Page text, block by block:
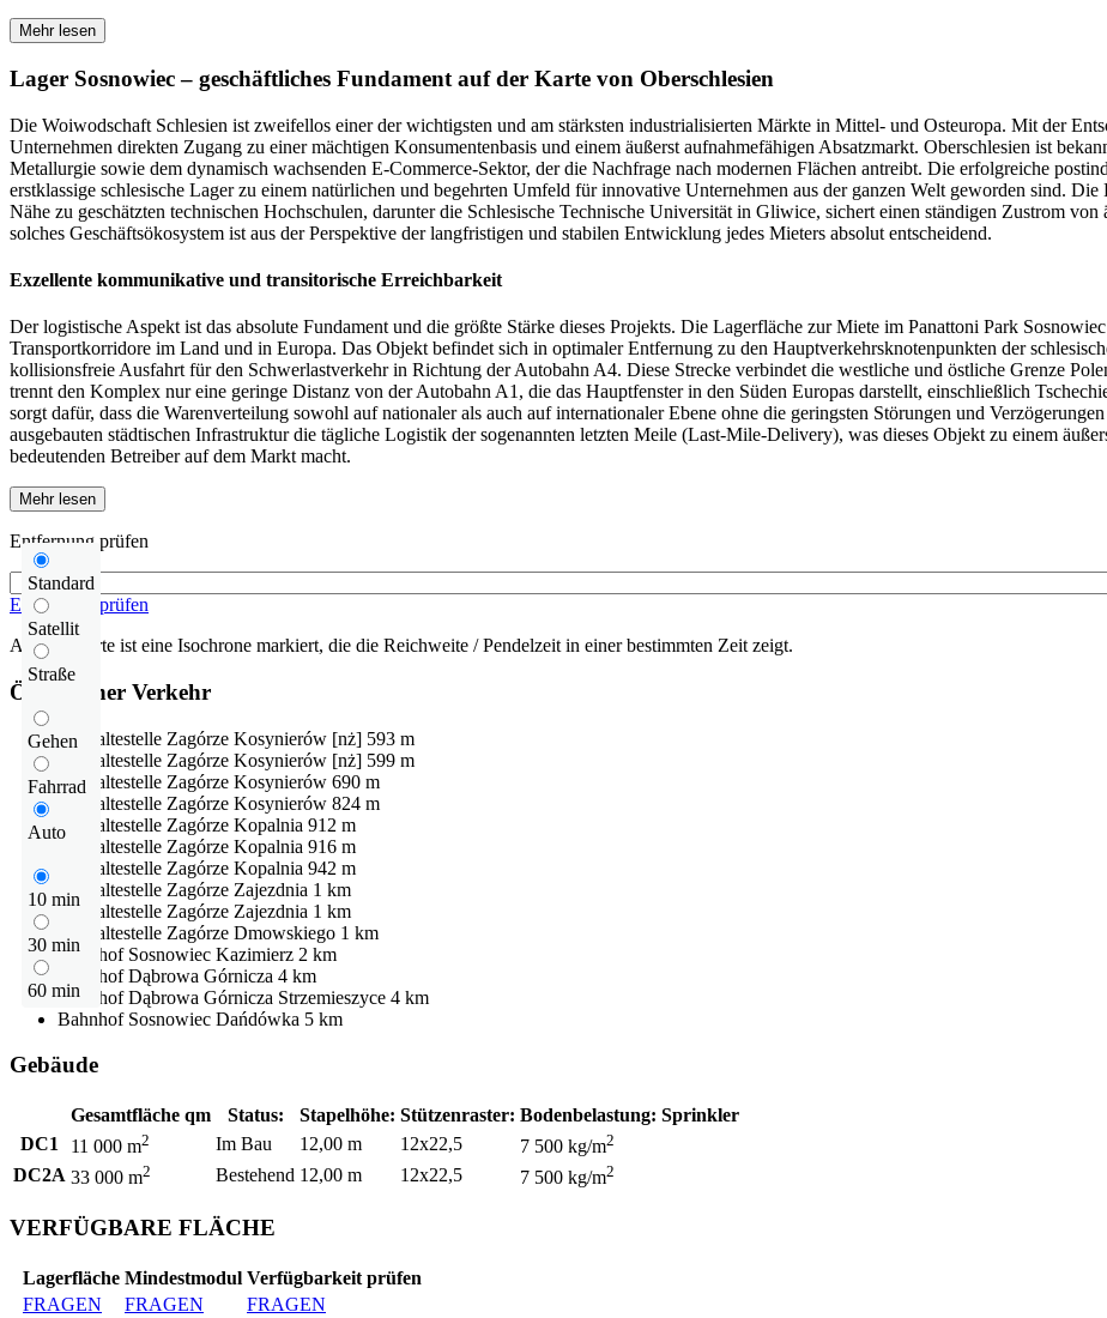
Mehr lesen
Lager Sosnowiec – geschäftliches Fundament auf der Karte von Oberschlesien
Die Woiwodschaft Schlesien ist zweifellos einer der wichtigsten und am stärksten industrialisierten Märkte in Mittel- und Osteuropa. Mit der
Unternehmen direkten Zugang zu einer mächtigen Konsumentenbasis und einem äußerst aufnahmefähigen Absatzmarkt. Oberschlesien ist
Metallurgie sowie dem dynamisch wachsenden E-Commerce-Sektor, der die Nachfrage nach modernen Flächen antreibt. Die erfolgreiche
erstklassige schlesische Lager zu einem natürlichen und begehrten Umfeld für innovative Unternehmen aus der ganzen Welt geworden sind.
Nähe zu geschätzten technischen Hochschulen, darunter die Schlesische Technische Universität in Gliwice, sichert einen ständigen Zustrom
solches Geschäftsökosystem ist aus der Perspektive der langfristigen und stabilen Entwicklung jedes Mieters absolut entscheidend.
Exzellente kommunikative und transitorische Erreichbarkeit
Der logistische Aspekt ist das absolute Fundament und die größte Stärke dieses Projekts. Die Lagerfläche zur Miete im Panattoni Park
Transportkorridore im Land und in Europa. Das Objekt befindet sich in optimaler Entfernung zu den Hauptverkehrsknotenpunkten der
kollisionsfreie Ausfahrt für den Schwerlastverkehr in Richtung der Autobahn A4. Diese Strecke verbindet die westliche und östliche Grenze
trennt den Komplex nur eine geringe Distanz von der Autobahn A1, die das Hauptfenster in den Süden Europas darstellt, einschließlich
sorgt dafür, dass die Warenverteilung sowohl auf nationaler als auch auf internationaler Ebene ohne die geringsten Störungen und
ausgebauten städtischen Infrastruktur die tägliche Logistik der sogenannten letzten Meile (Last-Mile-Delivery), was dieses Objekt zu einem
bedeutenden Betreiber auf dem Markt macht.
Mehr lesen
Standard
Satellit
Straße
Gehen
Fahrrad
Auto
10 min
30 min
60 min
Entfernung prüfen
Entfernung prüfen
Auf der Karte ist eine Isochrone markiert, die die Reichweite / Pendelzeit in einer bestimmten Zeit zeigt.
Öffentlicher Verkehr
Bushaltestelle Zagórze Kosynierów [nż] 593 m
Bushaltestelle Zagórze Kosynierów [nż] 599 m
Bushaltestelle Zagórze Kosynierów 690 m
Bushaltestelle Zagórze Kosynierów 824 m
Bushaltestelle Zagórze Kopalnia 912 m
Bushaltestelle Zagórze Kopalnia 916 m
Bushaltestelle Zagórze Kopalnia 942 m
Bushaltestelle Zagórze Zajezdnia 1 km
Bushaltestelle Zagórze Zajezdnia 1 km
Bushaltestelle Zagórze Dmowskiego 1 km
Bahnhof Sosnowiec Kazimierz 2 km
Bahnhof Dąbrowa Górnicza 4 km
Bahnhof Dąbrowa Górnicza Strzemieszyce 4 km
Bahnhof Sosnowiec Dańdówka 5 km
Gebäude
Gesamtfläche qm Status: Stapelhöhe: Stützenraster: Bodenbelastung: Sprinkler
DC1
11 000 m2 Im Bau 12,00 m 12x22,5 7 500 kg/m2
DC2A 33 000 m2 Bestehend 12,00 m 12x22,5 7 500 kg/m2
VERFÜGBARE FLÄCHE
Lagerfläche Mindestmodul Verfügbarkeit prüfen
FRAGEN
FRAGEN FRAGEN